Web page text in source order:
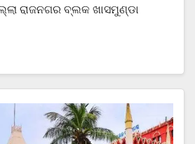
ରାଜନଗର ବ୍ଲକ ଖାସମୁଣ୍ଡା